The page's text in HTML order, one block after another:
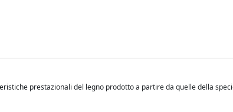
prestazionali del legno prodotto a partire da quelle della